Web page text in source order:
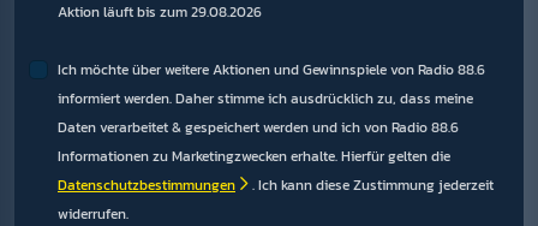
Aktion läuft bis zum 29.08.2026
Ich möchte über weitere Aktionen und Gewinnspiele von Radio 88.6
informiert werden. Daher stimme ich ausdrücklich zu, dass meine
Daten verarbeitet & gespeichert werden und ich von Radio 88.6
Informationen zu Marketingzwecken erhalte. Hierfür gelten die
Datenschutzbestimmungen
. Ich kann diese Zustimmung jederzeit
widerrufen.